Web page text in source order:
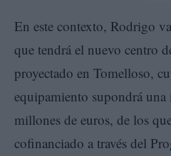
En este contexto, Rodrigo
que tendrá el nuevo centro
proyectado en Tomelloso,
equipamiento supondrá una
millones de euros, de los
cofinanciado a través del